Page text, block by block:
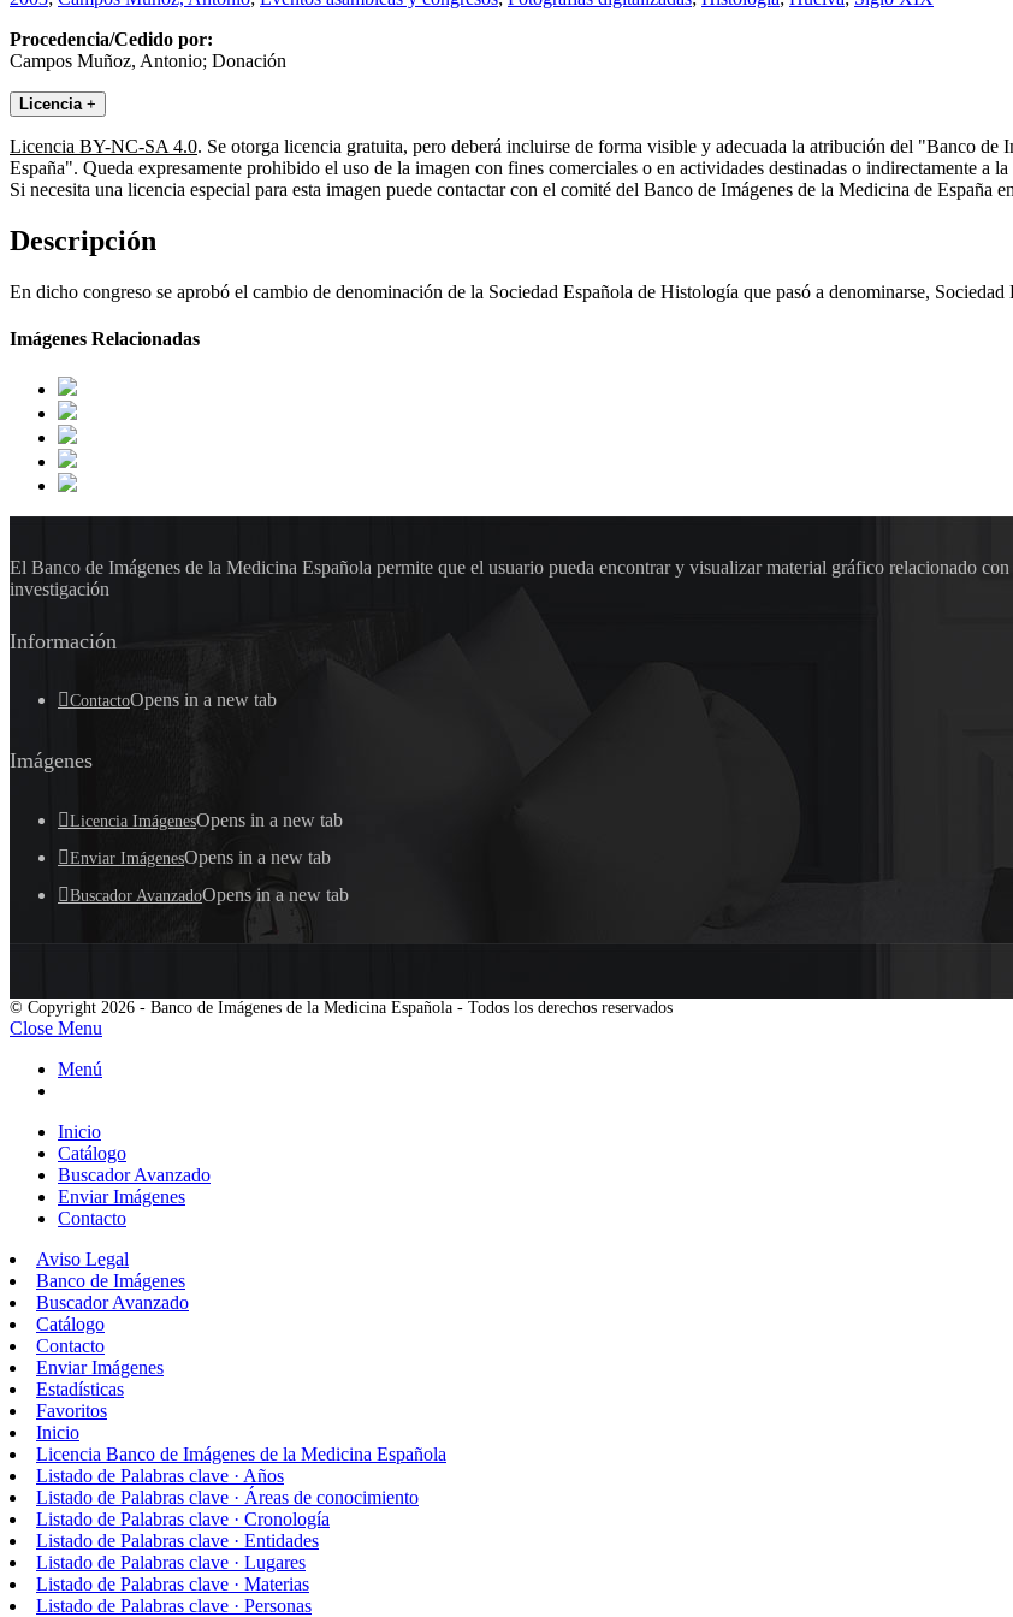
Procedencia/Cedido por:
Campos Muñoz, Antonio; Donación
Licencia +
Licencia BY-NC-SA 4.0. Se otorga licencia gratuita, pero deberá incluirse de forma visible y adecuada la atribución del "Banco
España". Queda expresamente prohibido el uso de la imagen con fines comerciales o en actividades destinadas o indirectamente a
Si necesita una licencia especial para esta imagen puede contactar con el comité del Banco de Imágenes de la Medicina de España
Descripción
En dicho congreso se aprobó el cambio de denominación de la Sociedad Española de Histología que pasó a denominarse,
Imágenes Relacionadas
El Banco de Imágenes de la Medicina Española permite que el usuario pueda encontrar y visualizar material gráfico relacionado
investigación
Información
ContactoOpens in a new tab
Imágenes
Licencia ImágenesOpens in a new tab
Enviar ImágenesOpens in a new tab
Buscador AvanzadoOpens in a new tab
© Copyright 2026 - Banco de Imágenes de la Medicina Española - Todos los derechos reservados
Close Menu
Menú
Inicio
Catálogo
Buscador Avanzado
Enviar Imágenes
Contacto
Aviso Legal
Banco de Imágenes
Buscador Avanzado
Catálogo
Contacto
Enviar Imágenes
Estadísticas
Favoritos
Inicio
Licencia Banco de Imágenes de la Medicina Española
Listado de Palabras clave · Años
Listado de Palabras clave · Áreas de conocimiento
Listado de Palabras clave · Cronología
Listado de Palabras clave · Entidades
Listado de Palabras clave · Lugares
Listado de Palabras clave · Materias
Listado de Palabras clave · Personas